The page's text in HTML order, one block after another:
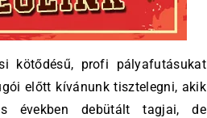
kötődésű, profi pályafutásukat
előtt kívánunk tisztelegni, akik
években debütált tagjai, de